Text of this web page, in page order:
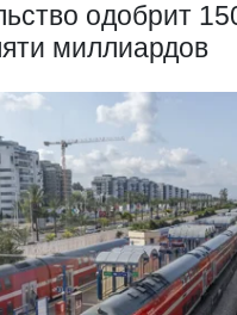
одобрит
миллиардов